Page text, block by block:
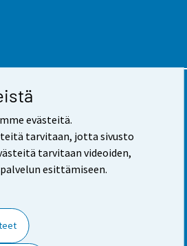
evästeitä.
tarvitaan, jotta sivusto
tarvitaan videoiden,
esittämiseen.